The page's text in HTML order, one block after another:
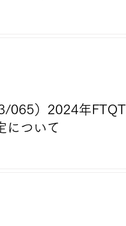
065）2024年
について